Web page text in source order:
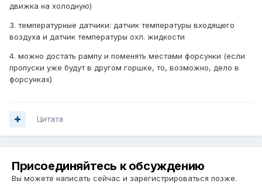
движка на холодную)
3. температурные датчики: датчик температуры входящего
воздуха и датчик температуры охл. жидкости
4. можно достать рампу и поменять местами форсунки (если
пропуски уже будут в другом горшке, то, возможно, дело в
форсунках)
Цитата
Присоединяйтесь к обсуждению
Вы можете написать сейчас и зарегистрироваться позже.